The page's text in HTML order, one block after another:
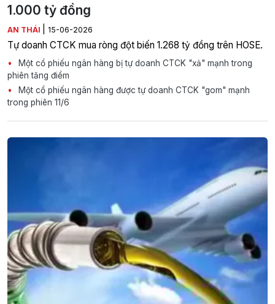
1.000 tỷ đồng
AN THÁI 15-06-2026
Tự doanh CTCK mua ròng đột biến 1.268 tỷ đồng trên HOSE.
Một cổ phiếu ngân hàng bị tự doanh CTCK "xả" mạnh trong
phiên tăng điểm
Một cổ phiếu ngân hàng được tự doanh CTCK "gom" mạnh
trong phiên 11/6